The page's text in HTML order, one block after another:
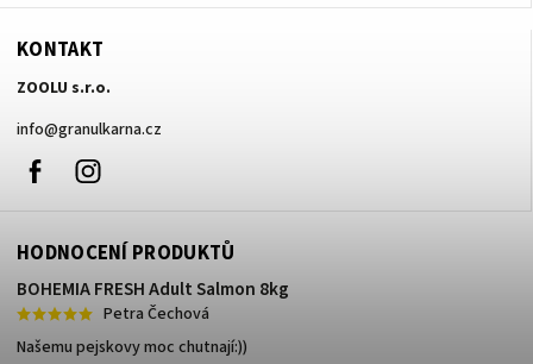
KONTAKT
ZOOLU s.r.o.
info@granulkarna.cz
Facebook
HODNOCENÍ PRODUKTŮ
BOHEMIA FRESH Adult Salmon 8kg
Petra Čechová
Našemu pejskovy moc chutnají:))